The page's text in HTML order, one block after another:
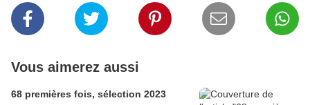
Vous aimerez aussi
68 premières fois, sélection 2023